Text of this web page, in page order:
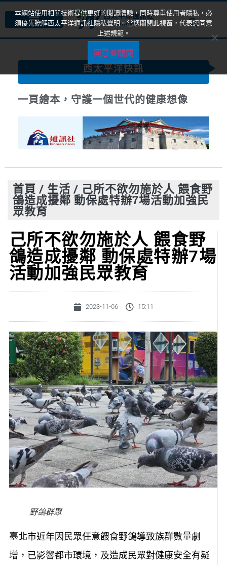
西太平洋快訊
一頁繪本，守護一個世代的健康想像
首頁 / 生活 / 己所不欲勿施於人 餵食野
鴿造成擾鄰 動保處特辦7場活動加強民
眾教育
己所不欲勿施於人 餵食野
鴿造成擾鄰 動保處特辦7場
活動加強民眾教育
2023-11-06 15:11
野鴿群聚
臺北市近年因民眾任意餵食野鴿導致族群數量劇
增，已影響都市環境，及造成民眾對健康安全有疑
本網站使用相關技術提供更好的閱讀體驗，同時尊重使用者隱私，必
須優先瞭解西太平洋通訊社隱私聲明。當您關閉此視窗，代表您同意
上述規範。
同意並關閉